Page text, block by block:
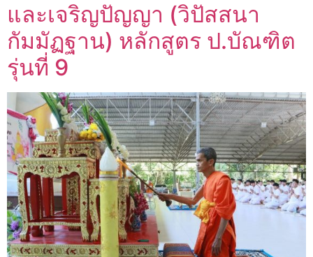
และเจริญปัญญา (วิปัสสนา
กัมมัฏฐาน) หลักสูตร ป.บัณฑิต
รุ่นที่ 9